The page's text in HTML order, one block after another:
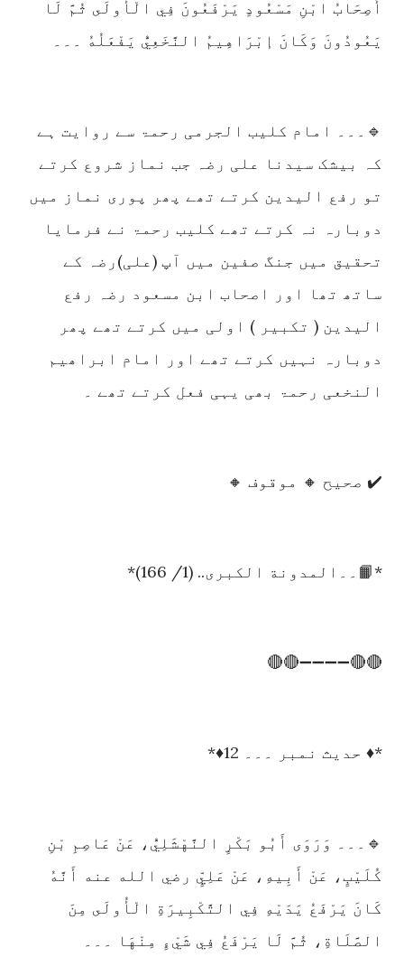
أَصِحَابُ ابْنِ مَسْعُودٍ يَرْفَعُونَ فِي الْأُولَى ثُمَّ لَا
يَعُودُونَ وَكَانَ إبْرَاهِيمُ النَّخَعِيُّ يَفْعَلُهُ ۔۔۔
🔹۔۔۔ امام کلیب الجرمی رحمۃ سے روایت ہے
کہ بیشک سیدنا علی رضہ جب نماز شروع کرتے
تو رفع الیدین کرتے تھے پھر پوری نماز میں
دوبارہ نہ کرتے تھے کلیب رحمۃ نے فرمایا
تحقیق میں جنگ صفین میں آپ (علی)رضہ کے
ساتھ تھا اور اصحاب ابن مسعود رضہ رفع
الیدین ( تکبیر ) اولی میں کرتے تھے پھر
دوبارہ نہیں کرتے تھے اور امام ابراھیم
النخعی رحمۃ بھی یہی فعل کرتے تھے ۔
✔️ صحیح 🔸 موقوف 🔸
*📙۔۔المدونة الکبری.. (1/ 166)*
🔴🔴➖➖➖➖🔴🔴
*♦️ حدیث نمبر ۔۔۔ 12♦️*
🔹۔۔۔ وَرَوَى أَبُو بَكْرٍ النَّهْشَلِيُّ، عَنْ عَاصِمِ بْنِ
كُلَيْبٍ، عَنْ أَبِيهِ، عَنْ عَلِيٍّ رضي الله عنه أَنَّهُ
كَانَ يَرْفَعُ يَدَيْهِ فِي التَّكْبِيرَةِ الْأُولَى مِنَ
الصَّلَاةِ، ثُمَّ لَا يَرْفَعُ فِي شَيْءٍ مِنْهَا ۔۔۔